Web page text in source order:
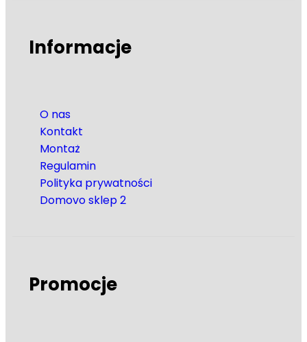
Informacje
O nas
Kontakt
Montaż
Regulamin
Polityka prywatności
Domovo sklep 2
Promocje